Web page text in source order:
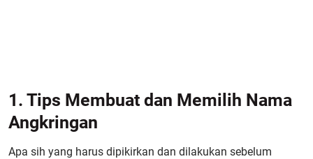
1. Tips Membuat dan Memilih Nama
Angkringan
Apa sih yang harus dipikirkan dan dilakukan sebelum